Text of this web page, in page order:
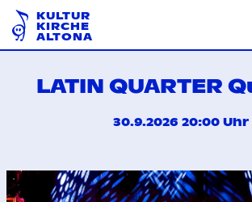
KULTUR
KIRCHE
ALTONA
LATIN QUARTER
30.9.2026 20:00 Uhr